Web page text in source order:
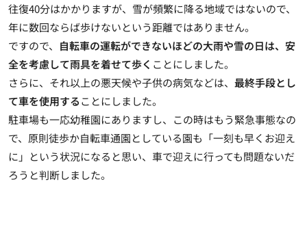
往復40分はかかりますが、雪が頻繁に降る地域ではないので、
年に数回ならば歩けないという距離ではありません。
ですので、 自転車の運転ができないほどの大雨や雪の日は、安
全を考慮して雨具を着せて歩く ことにしました。
さらに、それ以上の悪天候や子供の病気などは、 最終手段とし
て車を使用することにしました。
駐車場も一応幼稚園にありますし、この時はもう緊急事態なの
で、原則徒歩か自転車通園としている園も「一刻も早くお迎え
に」という状況になると思い、車で迎えに行っても問題ないだ
ろうと判断しました。